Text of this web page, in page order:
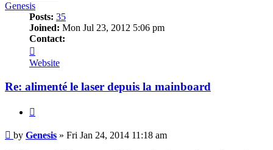
Genesis
Posts: 35
Joined: Mon Jul 23, 2012 5:06 pm
Contact:
Genesis
Website
Re: alimenté le laser depuis la mainboard
Post
by Genesis » Fri Jan 24, 2014 11:18 am